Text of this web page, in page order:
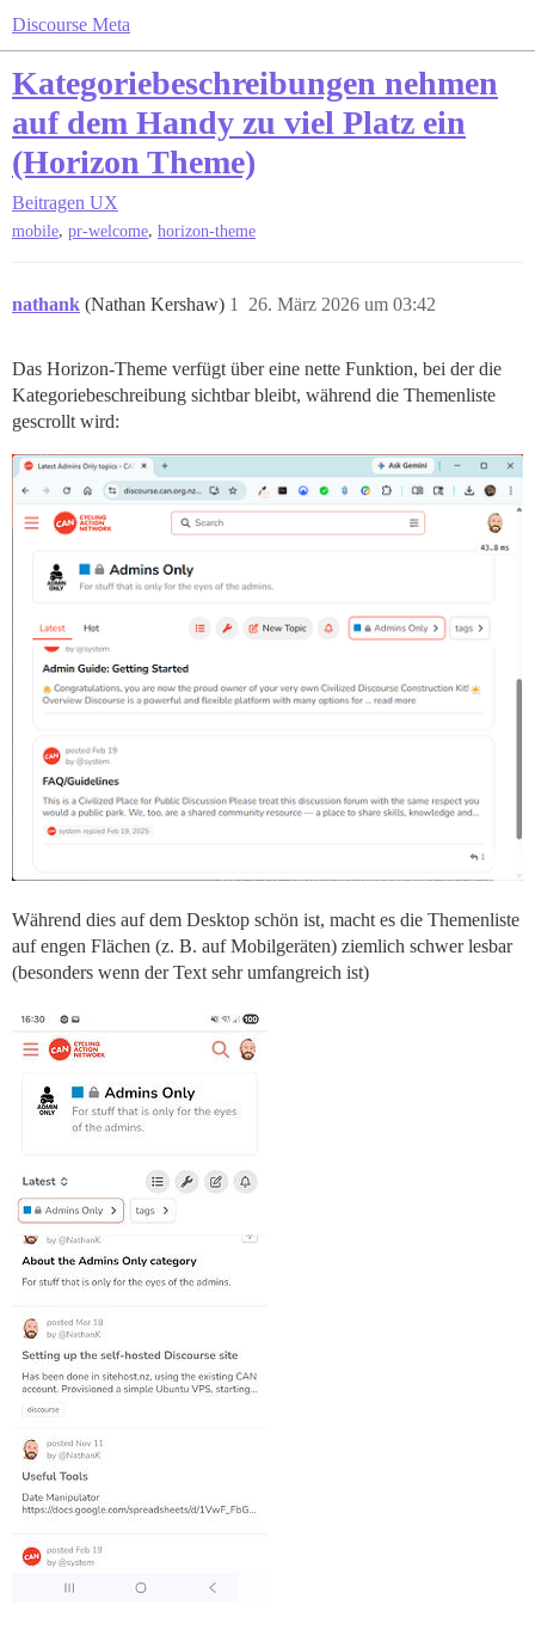
Discourse Meta
Kategoriebeschreibungen nehmen
auf dem Handy zu viel Platz ein
(Horizon Theme)
Beitragen UX
mobile, pr-welcome, horizon-theme
nathank (Nathan Kershaw) 26. März 2026 um 03:42
1
Das Horizon-Theme verfügt über eine nette Funktion, bei der die
Kategoriebeschreibung sichtbar bleibt, während die Themenliste
gescrollt wird:
Während dies auf dem Desktop schön ist, macht es die Themenliste
auf engen Flächen (z. B. auf Mobilgeräten) ziemlich schwer lesbar
(besonders wenn der Text sehr umfangreich ist)